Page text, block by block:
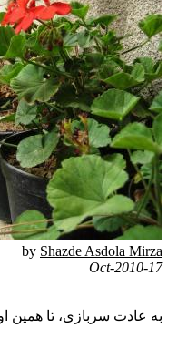
by Shazde Asdola Mirza
17-Oct-2010
به عادت سربازی، تا همین